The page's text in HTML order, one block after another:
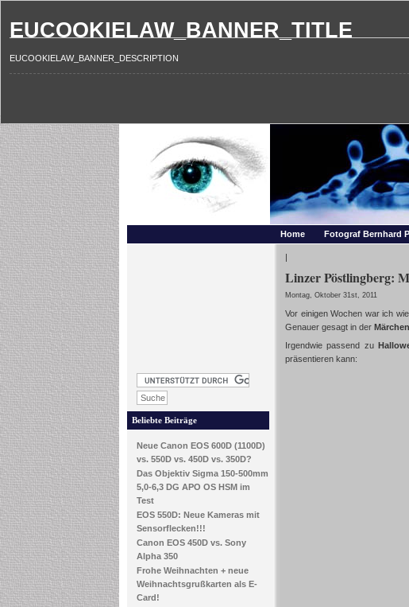
EUCOOKIELAW_BANNER_TITLE
EUCOOKIELAW_BANNER_DESCRIPTION
Home Fotograf Bernhard
Beliebte Beiträge
Neue Canon EOS 600D (1100D)
vs. 550D vs. 450D vs. 350D?
Das Objektiv Sigma 150-500mm
5,0-6,3 DG APO OS HSM im
Test
EOS 550D: Neue Kameras mit
Sensorflecken!!!
Canon EOS 450D vs. Sony
Alpha 350
Frohe Weihnachten + neue
Weihnachtsgrußkarten als E-
Card!
|
Linzer Pöstlingberg:
Montag, Oktober 31st, 2011
Vor einigen Wochen war ich
Genauer gesagt in der
Irgendwie passend zu
präsentieren kann: